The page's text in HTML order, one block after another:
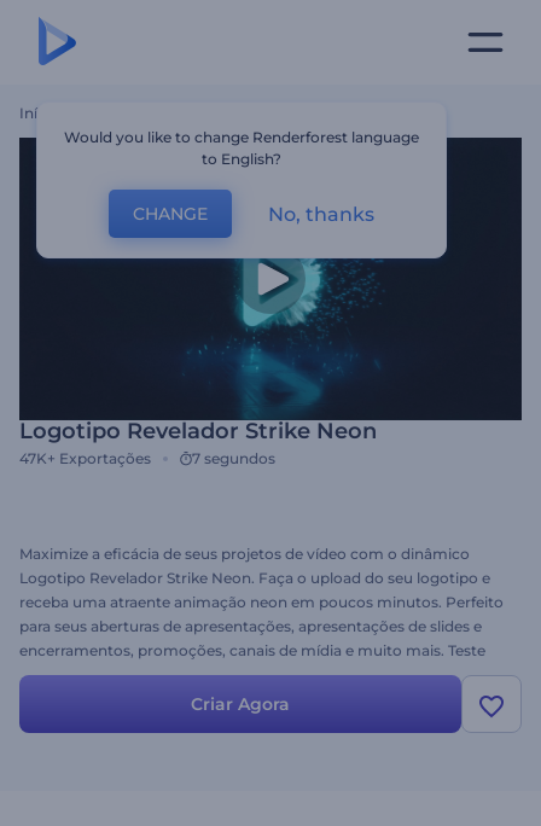
Início
Logotipo Revelador Strike Neon
47K+ Exportações 7 segundos
Maximize a eficácia de seus projetos de vídeo com o dinâmico
Logotipo Revelador Strike Neon. Faça o upload do seu logotipo e
receba uma atraente animação neon em poucos minutos. Perfeito
para seus aberturas de apresentações, apresentações de slides e
encerramentos, promoções, canais de mídia e muito mais. Teste
esta incrível animação agora mesmo, de graça!
Criar Agora
Would you like to change Renderforest language
to English?
CHANGE No, thanks